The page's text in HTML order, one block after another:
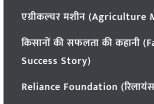
एग्रीकल्चर मशीन (Agriculture
किसानों की सफलता की कहानी
Success Story)
Reliance Foundation